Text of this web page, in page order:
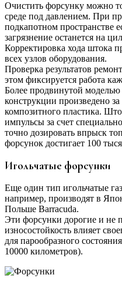
Очистить форсунку можно
среде под давлением. При
подкапотном пространстве
загрязнение останется на
Корректировка хода штока
всех узлов оборудования.
Проверка результатов
этом фиксируется работа
Более продвинутой
конструкции произведено
композитного пластика.
импульсы за счет
точно дозировать впрыск
форсунок достигает 100
Игольчатые форсунки
Еще один тип игольчатые
например, производят в
Польше Barracuda.
Эти форсунки дорогие и не
износостойкость влияет
для парообразного
10000 километров).